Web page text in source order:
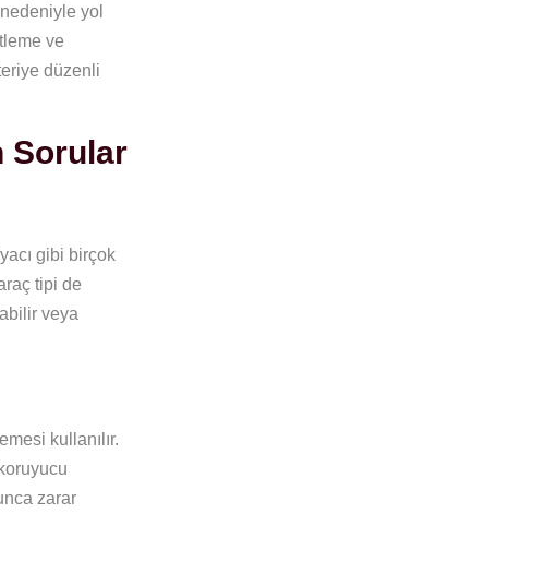
yol
ve
düzenli
Sorular
gibi birçok
tipi de
veya
kullanılır.
zarar